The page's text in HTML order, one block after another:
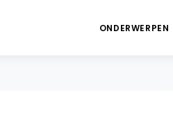
ONDERWERPEN